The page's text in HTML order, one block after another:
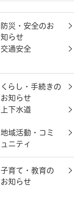
防災・安全のお
知らせ
交通安全
くらし・手続きの
お知らせ
上下水道
地域活動・コミ
ュニティ
子育て・教育の
お知らせ